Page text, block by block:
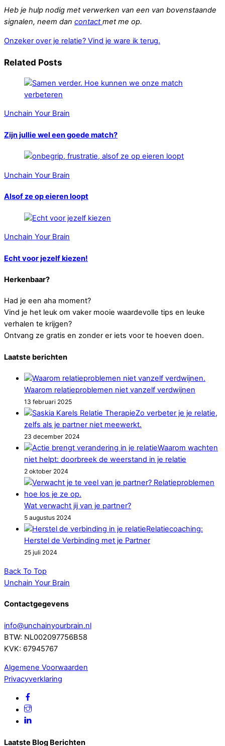
Heb je hulp nodig met verwerken van een van bovenstaande
signalen, neem dan contactmet me op.
Onzeker over je relatie? Vind je ware ik terug.
Related Posts
Unchain Your Brain
Zijn jullie wel een goede match?
Unchain Your Brain
Alsof ze op eieren loopt
Unchain Your Brain
Echt voor jezelf kiezen!
Herkenbaar?
Had je een aha moment?
Vind je het leuk om vaker mooie waardevolle tips en leuke
verhalen te krijgen?
Ontvang ze gratis en zonder er iets voor te hoeven doen.
Laatste berichten
Waarom relatieproblemen niet vanzelf verdwijnen
13 februari 2025
Zo verbeter je je relatie,
zelfs als je partner niet meewerkt.
23 december 2024
Waarom wachten
niet helpt: doorbreek de weerstand in je relatie
2 oktober 2024
Wat verwacht jij van je partner?
5 augustus 2024
Relatiecoaching:
Herstel de Verbinding met je Partner
25 juli 2024
Back To Top
Unchain Your Brain
Contactgegevens
info@unchainyourbrain.nl
BTW: NL002097756B58
KVK: 67945767
Algemene Voorwaarden
Privacyverklaring
Laatste Blog Berichten